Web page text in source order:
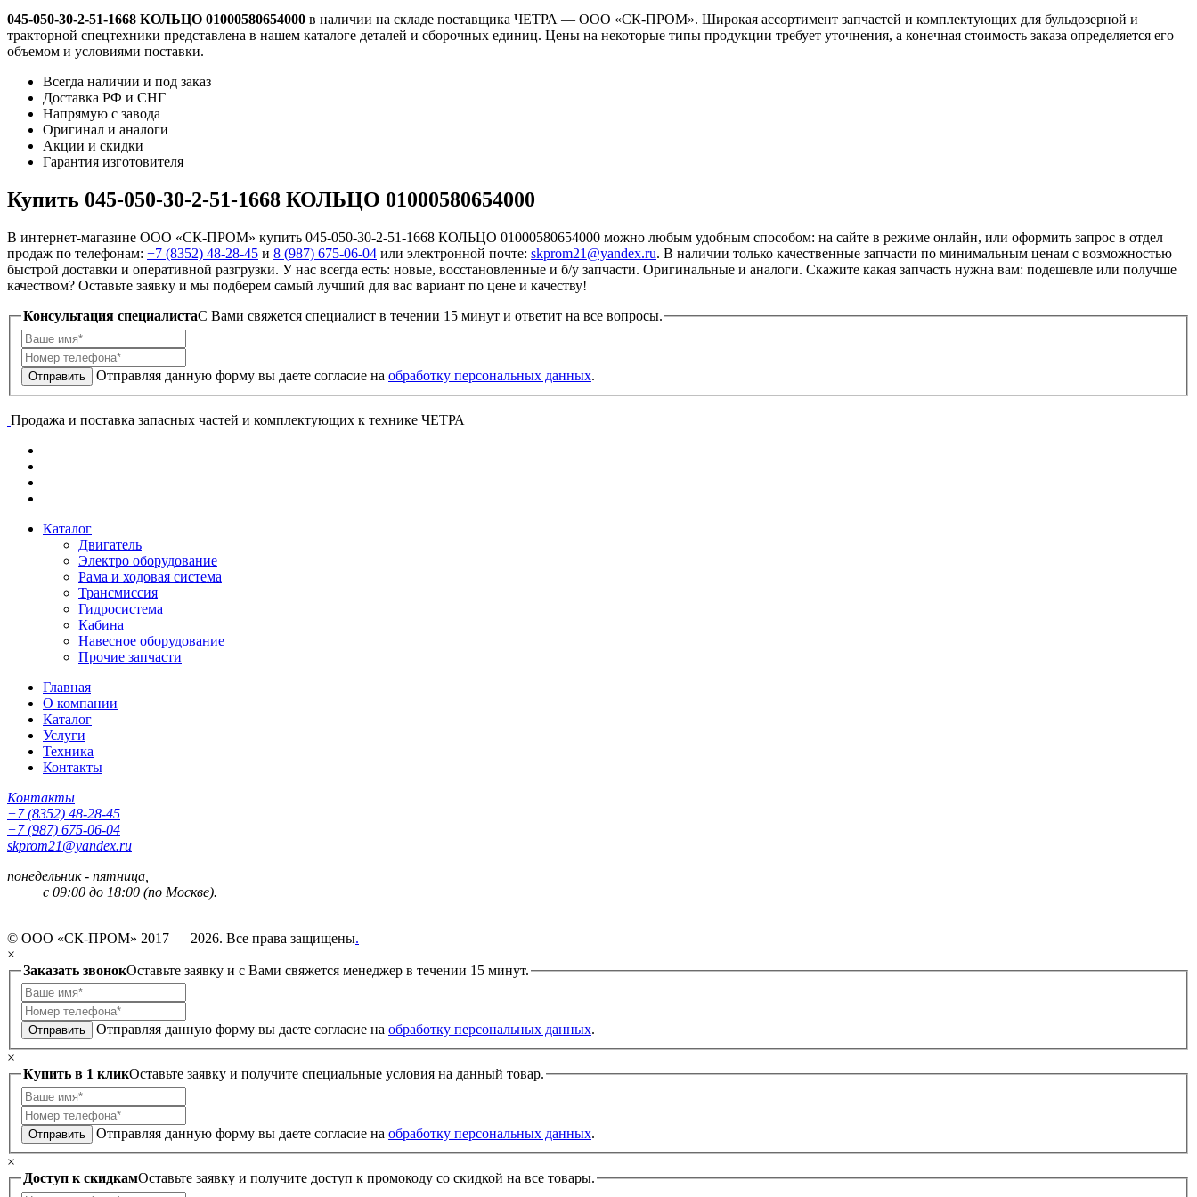
045-050-30-2-51-1668 КОЛЬЦО 01000580654000 в наличии на складе поставщика ЧЕТРА — ООО «СК-ПРОМ». Широкая ассортимент запчастей и комплектующих для бульдозерной и
тракторной спецтехники представлена в нашем каталоге деталей и сборочных единиц. Цены на некоторые типы продукции требует уточнения, а конечная стоимость заказа определяется его
объемом и условиями поставки.
Всегда наличии и под заказ
Доставка РФ и СНГ
Напрямую с завода
Оригинал и аналоги
Акции и скидки
Гарантия изготовителя
Купить 045-050-30-2-51-1668 КОЛЬЦО 01000580654000
В интернет-магазине ООО «СК-ПРОМ» купить 045-050-30-2-51-1668 КОЛЬЦО 01000580654000 можно любым удобным способом: на сайте в режиме онлайн, или оформить запрос в отдел
продаж по телефонам: +7 (8352) 48-28-45 и 8 (987) 675-06-04 или электронной почте: skprom21@yandex.ru. В наличии только качественные запчасти по минимальным ценам с возможностью
быстрой доставки и оперативной разгрузки. У нас всегда есть: новые, восстановленные и б/у запчасти. Оригинальные и аналоги. Скажите какая запчасть нужна вам: подешевле или получше
качеством? Оставьте заявку и мы подберем самый лучший для вас вариант по цене и качеству!
Консультация специалистаC Вами свяжется специалист в течении 15 минут и ответит на все вопросы.
Отправить Отправляя данную форму вы даете согласие на обработку персональных данных.
Продажа и поставка запасных частей и комплектующих к технике ЧЕТРА
Каталог
Двигатель
Электро оборудование
Рама и ходовая система
Трансмиссия
Гидросистема
Кабина
Навесное оборудование
Прочие запчасти
Главная
О компании
Каталог
Услуги
Техника
Контакты
Контакты
+7 (8352) 48-28-45
+7 (987) 675-06-04
skprom21@yandex.ru
понедельник - пятница,
с 09:00 до 18:00 (по Москве).
© ООО «СК-ПРОМ» 2017 — 2026. Все права защищены.
×
Заказать звонокОставьте заявку и с Вами свяжется менеджер в течении 15 минут.
Отправить Отправляя данную форму вы даете согласие на обработку персональных данных.
×
Купить в 1 кликОставьте заявку и получите специальные условия на данный товар.
Отправить Отправляя данную форму вы даете согласие на обработку персональных данных.
×
Доступ к скидкамОставьте заявку и получите доступ к промокоду со скидкой на все товары.